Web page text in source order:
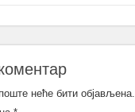
неће бити објављена.